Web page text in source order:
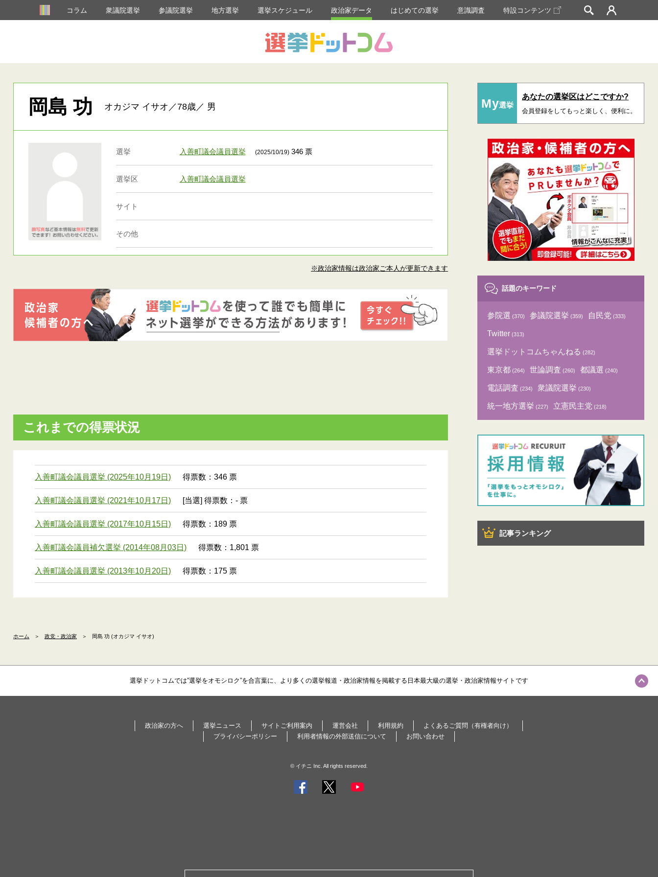
コラム 衆議院選挙 参議院選挙 地方選挙 選挙スケジュール 政治家データ はじめての選挙 意識調査 特設コンテンツ
岡島 功 オカジマ イサオ／78歳／ 男
選挙 入善町議会議員選挙 (2025/10/19)346 票
選挙区 入善町議会議員選挙
サイト
その他
※政治家情報は政治家ご本人が更新できます
これまでの得票状況
入善町議会議員選挙 (2025年10月19日) 得票数：346 票
入善町議会議員選挙 (2021年10月17日) [当選] 得票数：- 票
入善町議会議員選挙 (2017年10月15日) 得票数：189 票
入善町議会議員補欠選挙 (2014年08月03日) 得票数：1,801 票
入善町議会議員選挙 (2013年10月20日) 得票数：175 票
My選挙
あなたの選挙区はどこですか?
会員登録をしてもっと楽しく、便利に。
話題のキーワード
参院選 (370) 参議院選挙 (359) 自民党 (333)
Twitter (313)
選挙ドットコムちゃんねる (282)
東京都 (264) 世論調査 (260) 都議選 (240)
電話調査 (234) 衆議院選挙 (230)
統一地方選挙 (227) 立憲民主党 (218)
記事ランキング
ホーム ＞ 政党・政治家 ＞ 岡島 功 (オカジマ イサオ)
選挙ドットコムでは”選挙をオモシロク”を合言葉に、より多くの選挙報道・政治家情報を掲載する日本最大級の選挙・政治家情報サイトです
政治家の方へ 選挙ニュース サイトご利用案内 運営会社 利用規約
よくあるご質問（有権者向け）
プライバシーポリシー
利用者情報の外部送信について お問い合わせ
© イチニ Inc. All rights reserved.